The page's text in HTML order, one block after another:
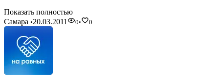
Показать полностью
Самара •20.03.2011 0• 0